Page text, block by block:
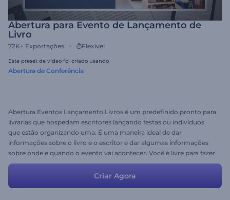
Abertura para Evento de Lançamento de
Livro
72K+ Exportações Flexível
Este preset de vídeo foi criado usando
Abertura de Conferência
Abertura Eventos Lançamento Livros é um predefinido pronto para
livrarias que hospedam escritores lançando festas ou indivíduos
que estão organizando uma. É uma maneira ideal de dar
informações sobre o livro e o escritor e dar algumas informações
sobre onde e quando o evento vai acontecer. Você é livre para fazer
quaisquer alterações para atender às suas necessidades. Você pode
adicionar ou excluir cenas, fazer upload de suas próprias músicas,
fotos, vídeos e textos.
Criar Agora